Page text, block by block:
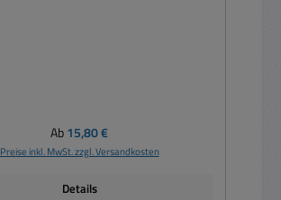
Regulärer Preis:
Ab15,80 €
Preise inkl. MwSt. zzgl. Versandkosten
Details